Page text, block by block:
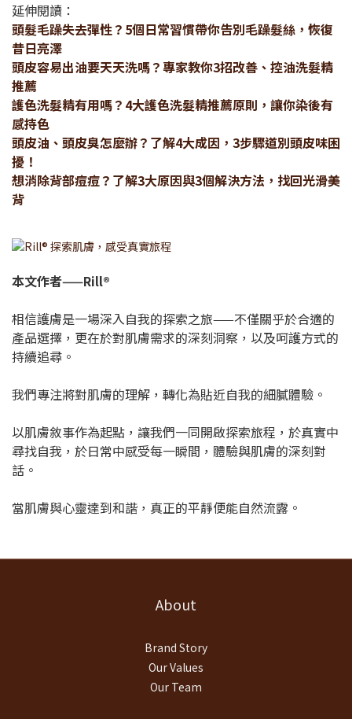
延伸閱讀：
頭髮毛躁失去彈性？5個日常習慣帶你告別毛躁髮絲，恢復
昔日亮澤
頭皮容易出油要天天洗嗎？專家教你3招改善、控油洗髮精
推薦
護色洗髮精有用嗎？4大護色洗髮精推薦原則，讓你染後有
感持色
頭皮油、頭皮臭怎麼辦？了解4大成因，3步驟道別頭皮味困
擾！
想消除背部痘痘？了解3大原因與3個解決方法，找回光滑美
背
本文作者——Rill®
相信護膚是一場深入自我的探索之旅——不僅關乎於合適的
產品選擇，更在於對肌膚需求的深刻洞察，以及呵護方式的
持續追尋。
我們專注將對肌膚的理解，轉化為貼近自我的細膩體驗。
以肌膚敘事作為起點，讓我們一同開啟探索旅程，於真實中
尋找自我，於日常中感受每一瞬間，體驗與肌膚的深刻對
話。
當肌膚與心靈達到和諧，真正的平靜便能自然流露。
About
Brand Story
Our Values
Our Team